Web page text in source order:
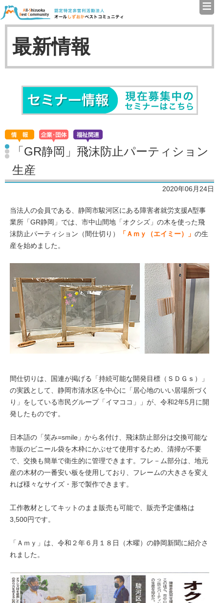
認定特定非営利活動法人（
≡
最新情報
「GR静岡」飛沫防止パーティション
生産
2020年06月24日
当法人の会員である、静岡市駿河区にある障害者就労支援A型事
業所「GR静岡」では、市中山間地「オクシズ」の木を使った飛
沫防止パーティション（間仕切り）
「Ａｍｙ（エイミー）」 の生
産を始めました。
間仕切りは、国連が掲げる「持続可能な開発目標（ＳＤＧｓ）」
の実践として、静岡市清水区を中心に「居心地のいい居場所づく
り」をしている市民グループ「イマココ」」が、令和2年5月に開
発したものです。
日本語の「笑み=smile」から名付け、飛沫防止部分は交換可能な
市販のビニール袋を木枠にかぶせて使用するため、清掃が不要
で、交換も簡単で衛生的に管理できます。フレ－ム部分は、地元
産の木材の一番安い板を使用しており、フレームの大きさを変え
れば様々なサイズ・形で製作できます。
工作教材としてキットのまま販売も可能で、販売予定価格は
3,500円です。
「Ａｍｙ」は、令和２年６月１８日（木曜）の静岡新聞に紹介さ
れました。